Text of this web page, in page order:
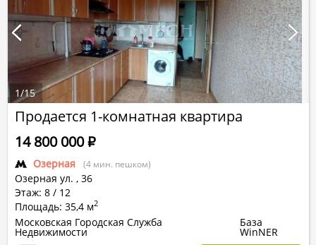
Продается 1-комнатная квартира
Озерная (4 мин. пешком)
Озерная ул. , 36
Этаж: 8 / 12
Площадь: 35,4 м2
14 800 000Р
Московская Городская Служба
Недвижимости
База
WinNER
1/15